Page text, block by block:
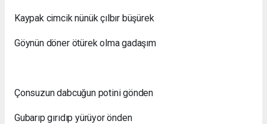
Kaypak cimcik nünük çılbır büşürek
Göynün döner ötürek olma gadaşım
Çonsuzun dabcuğun potini gönden
Gubarıp gırıdıp yürüyor önden